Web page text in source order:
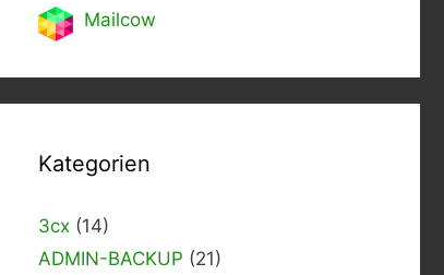
Mailcow
Kategorien
3cx (14)
ADMIN-BACKUP (21)